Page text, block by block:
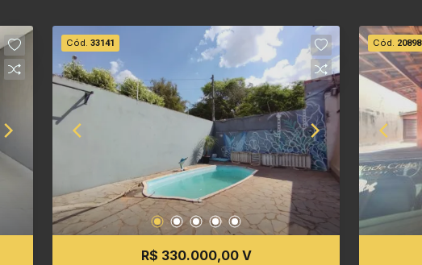
Cód. 33141
R$ 330.000,00 V
Cód. 20898